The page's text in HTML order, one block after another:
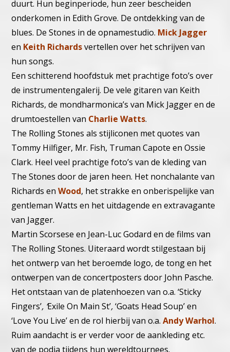
duurt. Hun beginperiode, hun zeer bescheiden
onderkomen in Edith Grove. De ontdekking van de
blues. De Stones in de opnamestudio. Mick Jagger
en Keith Richardsvertellen over het schrijven van
hun songs.
Een schitterend hoofdstuk met prachtige foto’s over
de instrumentengalerij. De vele gitaren van Keith
Richards, de mondharmonica’s van Mick Jagger en de
drumtoestellen van Charlie Watts.
The Rolling Stones als stijliconen met quotes van
Tommy Hilfiger, Mr. Fish, Truman Capote en Ossie
Clark. Heel veel prachtige foto’s van de kleding van
The Stones door de jaren heen. Het nonchalante van
Richards enWood, het strakke en onberispelijke van
gentleman Watts en het uitdagende en extravagante
van Jagger.
Martin Scorsese en Jean-Luc Godard en de films van
The Rolling Stones. Uiteraard wordt stilgestaan bij
het ontwerp van het beroemde logo, de tong en het
ontwerpen van de concertposters door John Pasche.
Het ontstaan van de platenhoezen van o.a. ‘Sticky
Fingers’, ‘Exile On Main St’,‘Goats Head Soup’ en
‘Love You Live’ en de rol hierbij van o.a.Andy Warhol.
Ruim aandacht is er verder voor de aankleding etc.
van de podia tijdens hun wereldtournees.